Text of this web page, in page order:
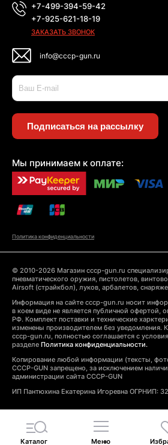
+7-499-394-59-42
+7-925-621-18-19
ЗАКАЗАТЬ ЗВОНОК
info@cccp-gun.ru
Подписаться на рассылку
Мы принимаем к оплате:
Политика конфиденциальности
© 2010-2026 Магазин cccp-gun.ru
пневматического оружия, пистолетов,
Airsoft (страйкбол), луков, арбалетов,
Информация на сайте cccp-gun.ru носит
в коем виде не является публичной офертой,
РФ. Комплект поставки и технические
изменены производителем без уведомления.
cccp-gun.ru, полностью соглашается с
разделе Политика конфиденциальности.
Копирование любой информации (тексты,
CCCP-GUN запрещено, за исключением
администрации сайта CCCP-GUN
ИП Пантюхина Екатерина Игоревна ОГРНИП:
Каталог Меню